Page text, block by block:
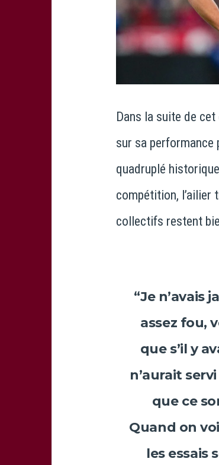
Dans la suite de
sur sa performance
quadruplé
compétition, l’ailier
collectifs restent
“Je n’avais
assez fou,
que s’il y
n’aurait
que ce
Quand on
les essais